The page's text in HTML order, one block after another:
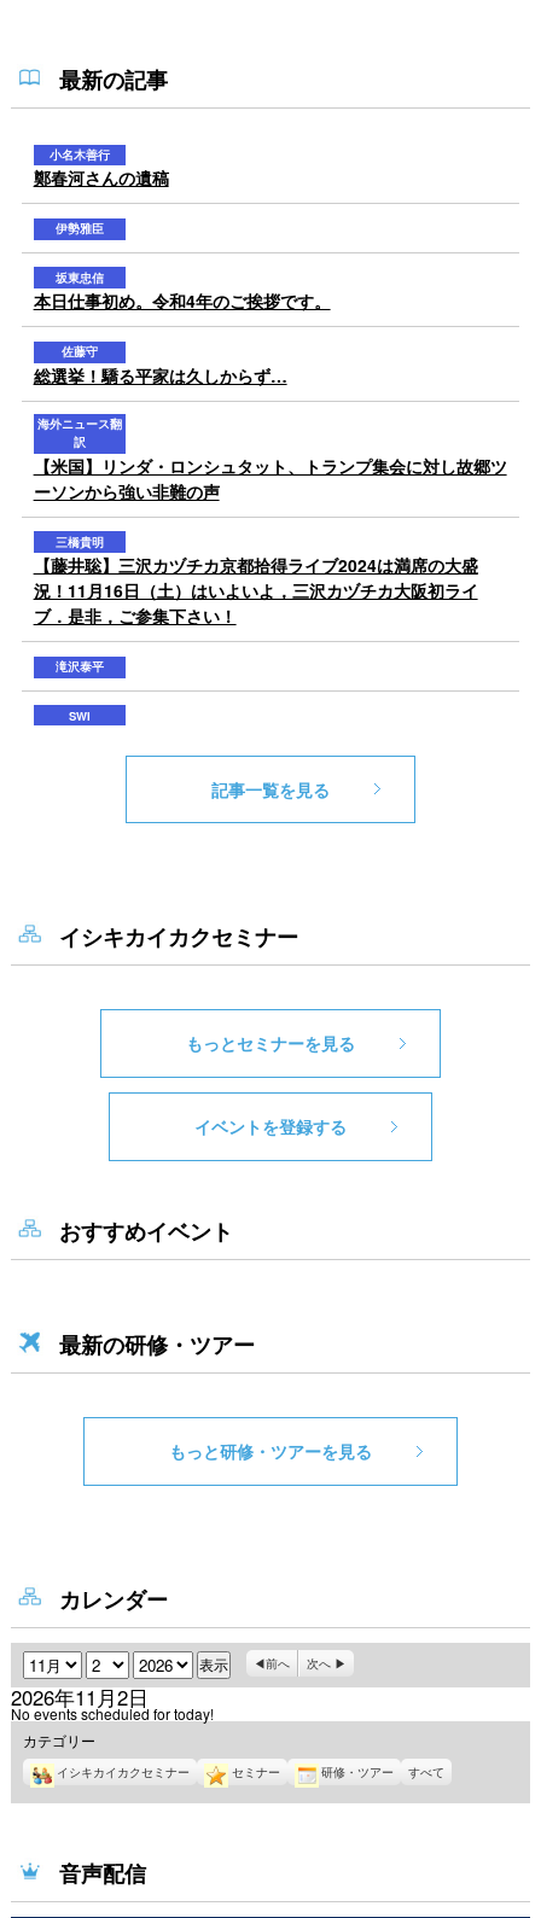
最新の記事
記事一覧を見る
イシキカイカクセミナー
もっとセミナーを見る
イベントを登録する
おすすめイベント
最新の研修・ツアー
もっと研修・ツアーを見る
カレンダー
月 日 年 前へ 次へ
2026年11月2日
No events scheduled for today!
カテゴリー
イシキカイカクセミナー セミナー 研修・ツアー すべて
音声配信